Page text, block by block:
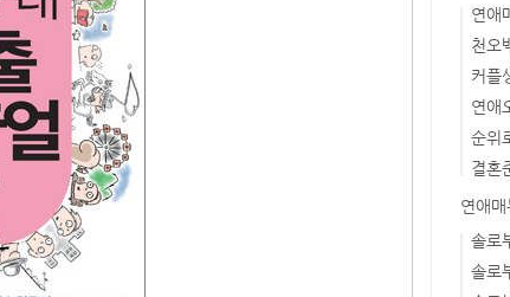
연애
천오
커플
연애
순위
결혼
연애
솔로
솔로